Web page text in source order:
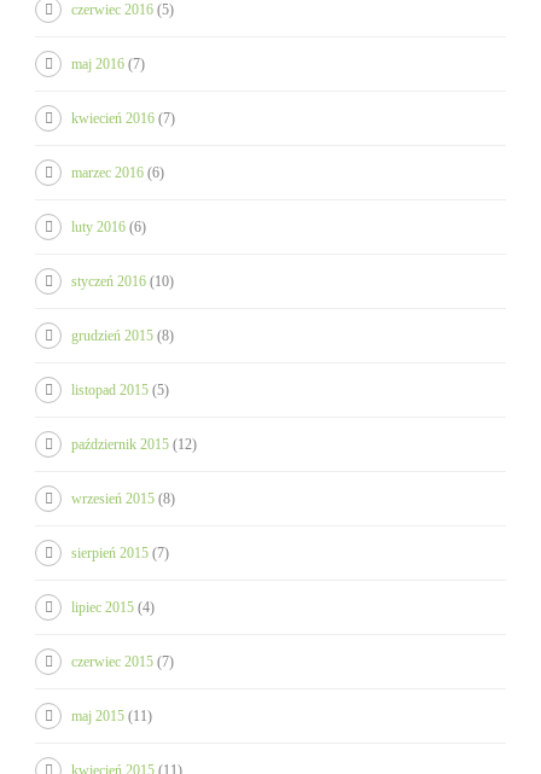
czerwiec 2016 (5)
maj 2016 (7)
kwiecień 2016 (7)
marzec 2016 (6)
luty 2016 (6)
styczeń 2016 (10)
grudzień 2015 (8)
listopad 2015 (5)
październik 2015 (12)
wrzesień 2015 (8)
sierpień 2015 (7)
lipiec 2015 (4)
czerwiec 2015 (7)
maj 2015 (11)
kwiecień 2015 (11)